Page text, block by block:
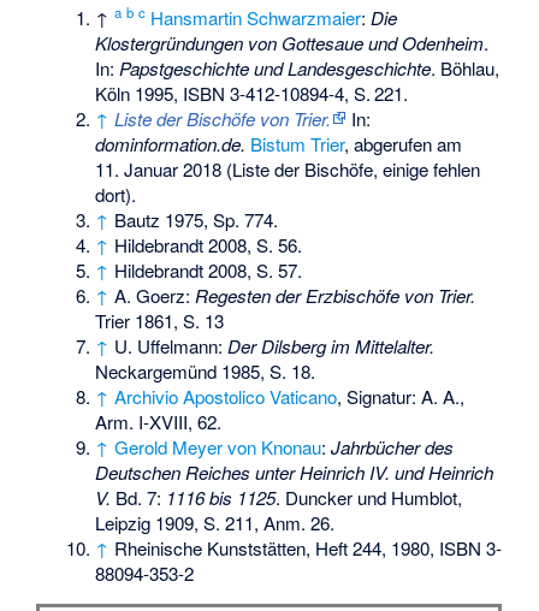
↑a b c Hansmartin Schwarzmaier:Die
Klostergründungen von Gottesaue und Odenheim.
In: Papstgeschichte und Landesgeschichte. Böhlau,
Köln 1995, ISBN 3-412-10894-4,S.221.
↑ Liste der Bischöfe von Trier.
In:
dominformation.de. Bistum Trier, abgerufen am
11. Januar 2018 (Liste der Bischöfe, einige fehlen
dort).
↑ Bautz 1975, Sp. 774.
↑ Hildebrandt 2008, S. 56.
↑ Hildebrandt 2008, S. 57.
↑ A. Goerz: Regesten der Erzbischöfe von Trier.
Trier 1861, S. 13
↑ U. Uffelmann:Der Dilsberg im Mittelalter.
Neckargemünd 1985, S. 18.
↑ Archivio Apostolico Vaticano, Signatur: A. A.,
Arm. I-XVIII, 62.
↑ Gerold Meyer von Knonau:Jahrbücher des
Deutschen Reiches unter Heinrich IV. und Heinrich
V. Bd. 7: 1116 bis 1125. Duncker und Humblot,
Leipzig 1909, S. 211, Anm. 26.
↑ Rheinische Kunststätten, Heft 244, 1980, ISBN 3-
88094-353-2